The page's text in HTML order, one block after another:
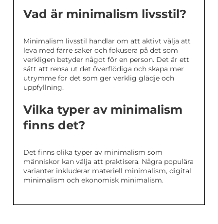
Vad är minimalism livsstil?
Minimalism livsstil handlar om att aktivt välja att
leva med färre saker och fokusera på det som
verkligen betyder något för en person. Det är ett
sätt att rensa ut det överflödiga och skapa mer
utrymme för det som ger verklig glädje och
uppfyllning.
Vilka typer av minimalism
finns det?
Det finns olika typer av minimalism som
människor kan välja att praktisera. Några populära
varianter inkluderar materiell minimalism, digital
minimalism och ekonomisk minimalism.